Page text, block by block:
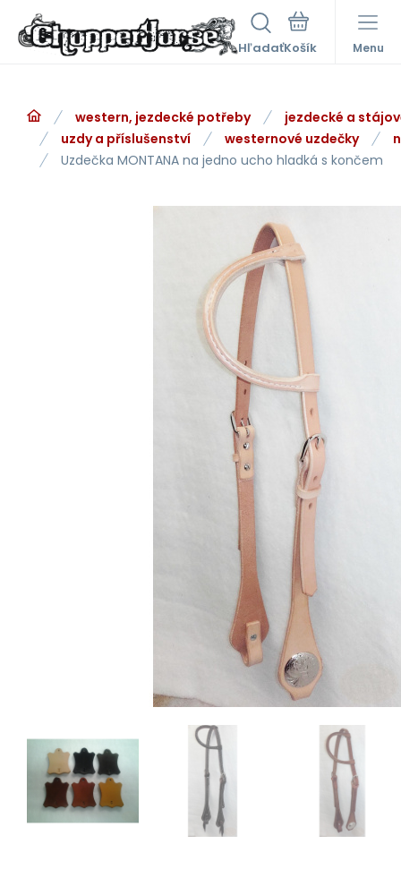
Hľadať Menu
western, jezdecké potřeby
jezdecké a
uzdy a příslušenství
westernové uzdečky
Uzdečka MONTANA na jedno ucho hladká s končem